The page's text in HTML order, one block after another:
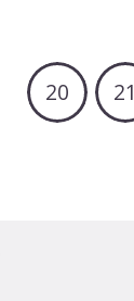
20 21